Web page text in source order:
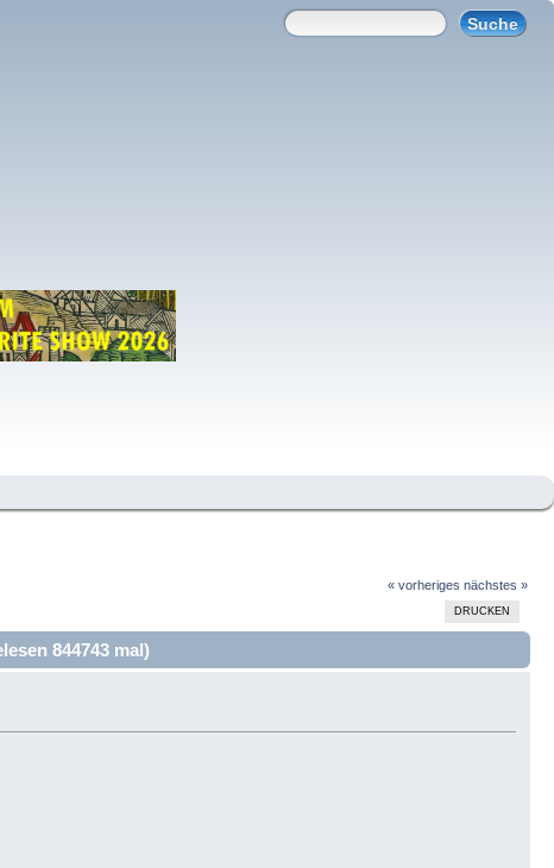
« vorheriges nächstes »
DRUCKEN
844743 mal)